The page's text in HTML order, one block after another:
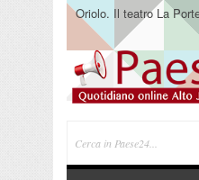
Oriolo. Il teatro La
terra” del